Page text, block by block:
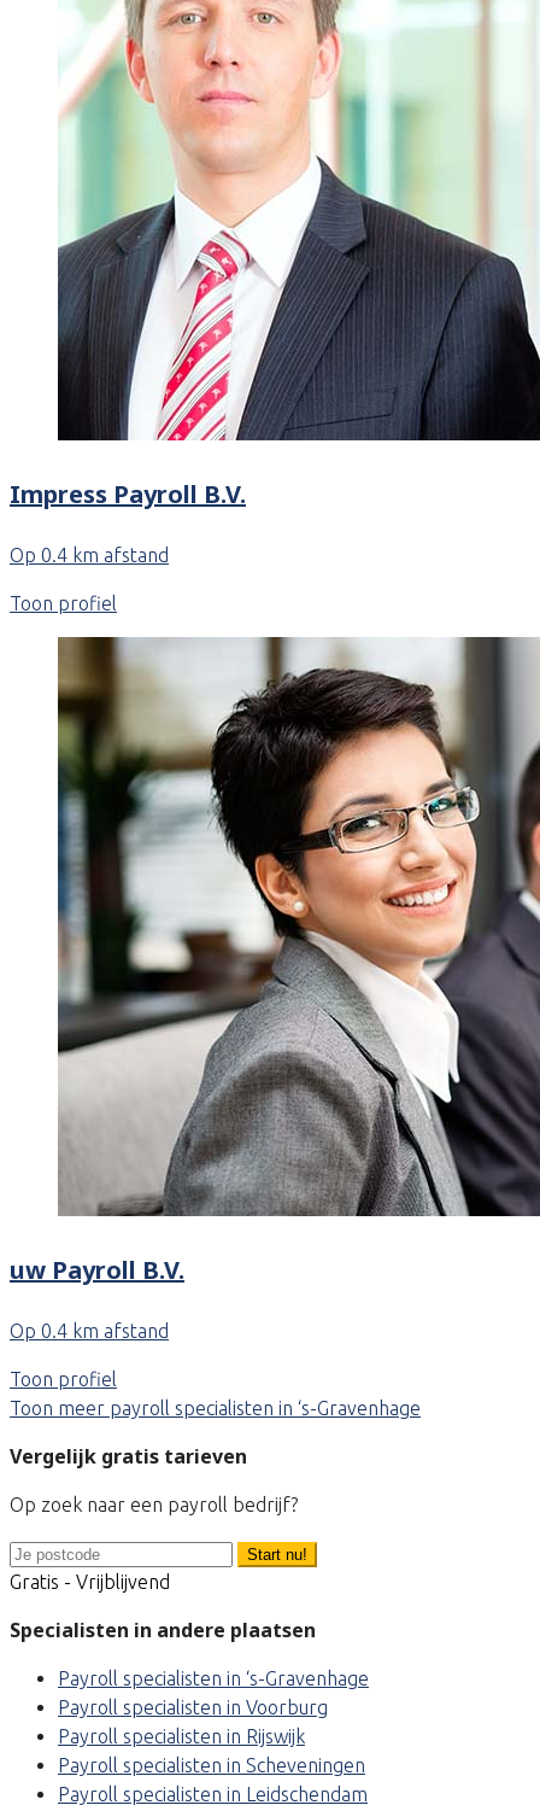
Impress Payroll B.V.
Op 0.4 km afstand
Toon profiel
uw Payroll B.V.
Op 0.4 km afstand
Toon profiel
Toon meer payroll specialisten in ‘s-Gravenhage
Vergelijk gratis tarieven
Op zoek naar een payroll bedrijf?
Start nu!
Gratis - Vrijblijvend
Specialisten in andere plaatsen
Payroll specialisten in ‘s-Gravenhage
Payroll specialisten in Voorburg
Payroll specialisten in Rijswijk
Payroll specialisten in Scheveningen
Payroll specialisten in Leidschendam